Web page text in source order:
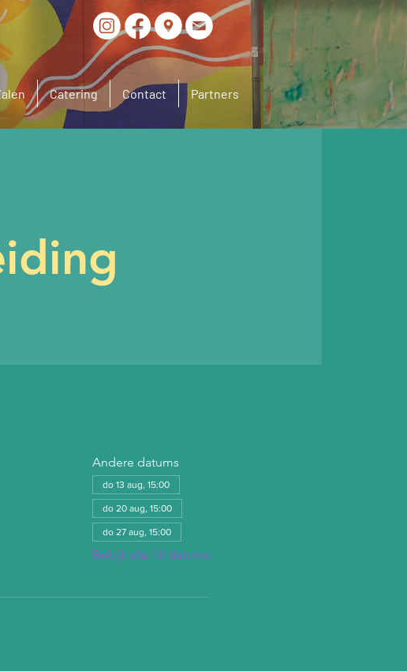
Catering Contact Partners
Andere datums
do 13 aug, 15:00
do 20 aug, 15:00
do 27 aug, 15:00
Bekijk alle 12 datums